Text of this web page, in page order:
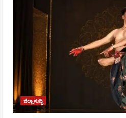
ಜಿಲ್ಲಾ ಸುದ್ದಿ